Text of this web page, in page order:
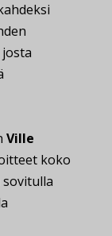
Ville
koko